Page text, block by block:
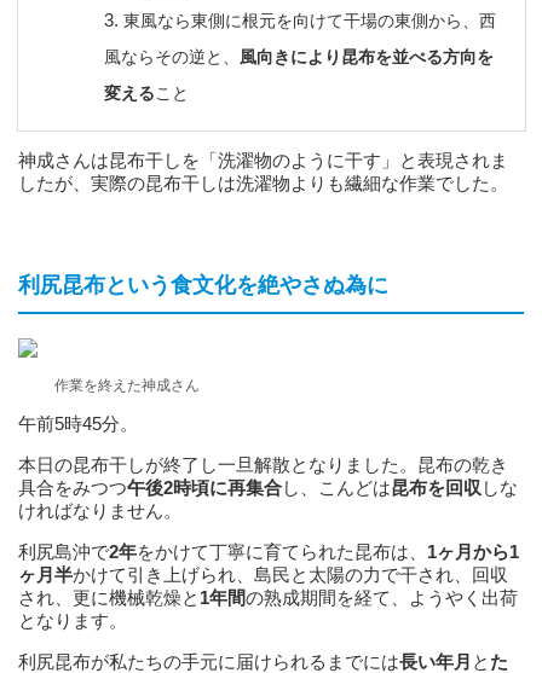
東風なら東側に根元を向けて干場の東側から、西
風ならその逆と、 風向きにより昆布を並べる方向を
変えること
神成さんは昆布干しを「洗濯物のように干す」と表現されま
したが、実際の昆布干しは洗濯物よりも繊細な作業でした。
利尻昆布という食文化を絶やさぬ為に
作業を終えた神成さん
午前5時45分。
本日の昆布干しが終了し一旦解散となりました。昆布の乾き
具合をみつつ午後2時頃に再集合し、こんどは昆布を回収 しな
ければなりません。
利尻島沖で2年をかけて丁寧に育てられた昆布は、 1ヶ月から1
ヶ月半かけて引き上げられ、島民と太陽の力で干され、回収
され、更に機械乾燥と 1年間の熟成期間を経て、ようやく出荷
となります。
利尻昆布が私たちの手元に届けられるまでには長い年月 と た